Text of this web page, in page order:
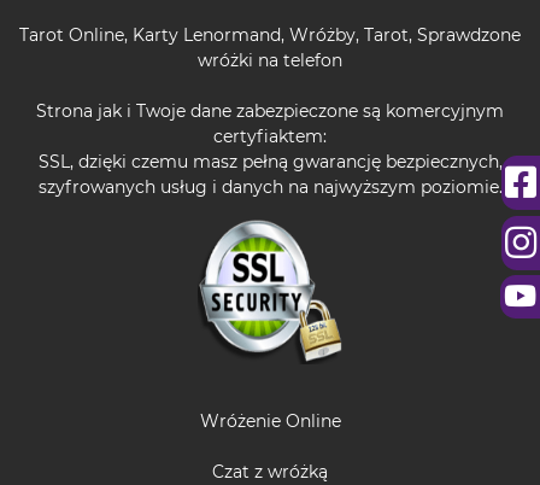
Tarot Online, Karty Lenormand, Wróżby, Tarot, Sprawdzone
wróżki na telefon
Strona jak i Twoje dane zabezpieczone są komercyjnym
certyfiaktem:
SSL, dzięki czemu masz pełną gwarancję bezpiecznych,
szyfrowanych usług i danych na najwyższym poziomie.
Wróżenie Online
Czat z wróżką